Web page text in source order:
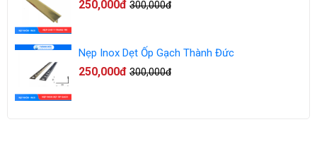
250,000đ 300,000đ
Nẹp Inox Dẹt Ốp Gạch Thành Đức
250,000đ 300,000đ